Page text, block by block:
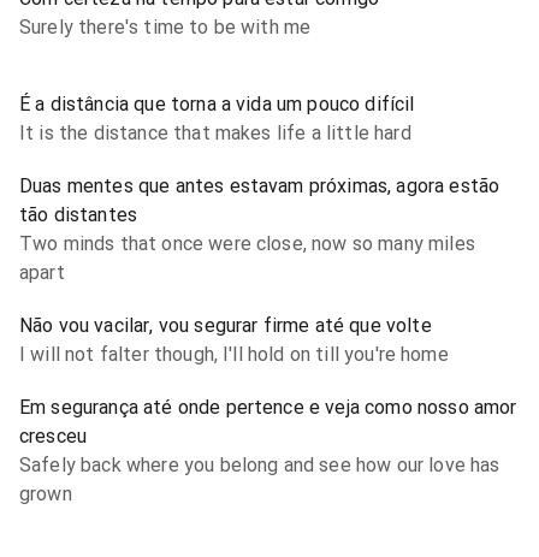
Surely there's time to be with me
É a distância que torna a vida um pouco difícil
It is the distance that makes life a little hard
Duas mentes que antes estavam próximas, agora estão
tão distantes
Two minds that once were close, now so many miles
apart
Não vou vacilar, vou segurar firme até que volte
I will not falter though, I'll hold on till you're home
Em segurança até onde pertence e veja como nosso amor
cresceu
Safely back where you belong and see how our love has
grown